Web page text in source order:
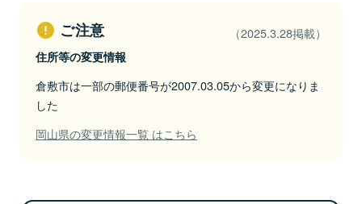
ご注意 （2025.3.28掲載）
住所等の変更情報
倉敷市は一部の郵便番号が2007.03.05から変更になりま
した
岡山県の変更情報一覧 はこちら